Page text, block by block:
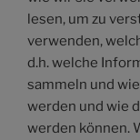
lesen, um zu
verwenden,
d.h. welche
sammeln und
werden und wie
werden können.